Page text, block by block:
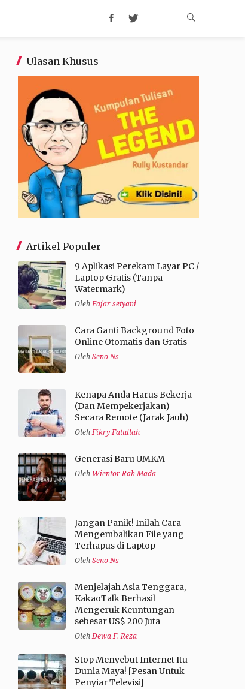
Ulasan Khusus
Artikel Populer
9 Aplikasi Perekam Layar PC /
Laptop Gratis (Tanpa
Watermark)
OlehFajar setyani
Cara Ganti Background Foto
Online Otomatis dan Gratis
Oleh Seno Ns
Kenapa Anda Harus Bekerja
(Dan Mempekerjakan)
Secara Remote (Jarak Jauh)
OlehFikry Fatullah
Generasi Baru UMKM
Oleh Wientor Rah Mada
Jangan Panik! Inilah Cara
Mengembalikan File yang
Terhapus di Laptop
Oleh Seno Ns
Menjelajah Asia Tenggara,
KakaoTalk Berhasil
Mengeruk Keuntungan
sebesar US$ 200 Juta
OlehDewa F. Reza
Stop Menyebut Internet Itu
Dunia Maya! [Pesan Untuk
Penyiar Televisi]